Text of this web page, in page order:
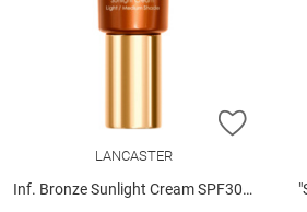
ZUR
LANCASTER
Inf. Bronze Sunlight Cream SPF30 1 50 ml